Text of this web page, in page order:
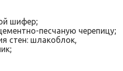
шифер;
песчаную черепицу;
стен: шлакоблок,